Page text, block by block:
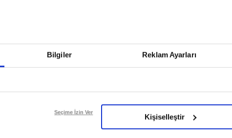
Bilgiler Reklam Ayarları
Seçime İzin Ver
Kişiselleştir